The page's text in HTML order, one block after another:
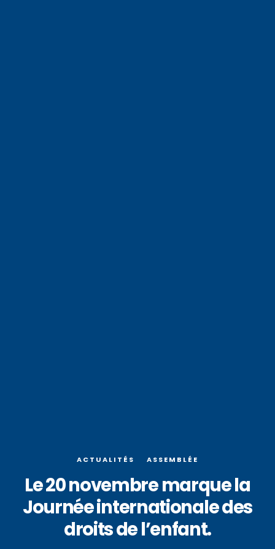
ACTUALITÉS ASSEMBLÉE
Le 20 novembre marque la
Journée internationale des
droits de l’enfant.